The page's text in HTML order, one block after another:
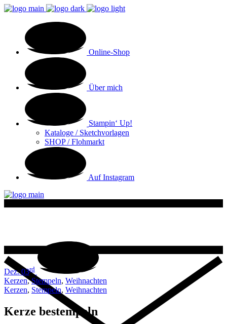
Online-Shop
Über mich
Stampin‘ Up!
Kataloge / Sketchvorlagen
SHOP / Flohmarkt
Auf Instagram
Dez. 03rd
Kerzen,Stempeln, Weihnachten
Kerzen, Stempeln, Weihnachten
Kerze bestempeln